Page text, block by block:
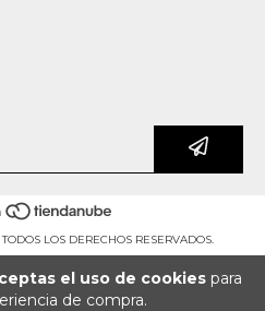
el uso de cookiespara
de compra.
LOS DERECHOS RESERVADOS.